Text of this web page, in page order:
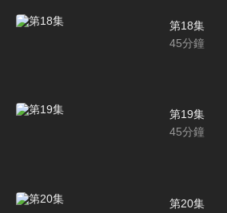
第18集
45分鐘
第19集
45分鐘
第20集